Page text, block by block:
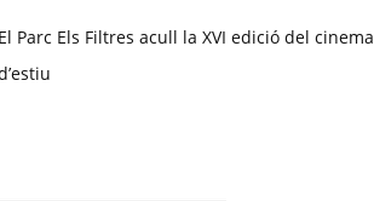
El Parc Els Filtres acull la XVI edició del cinema